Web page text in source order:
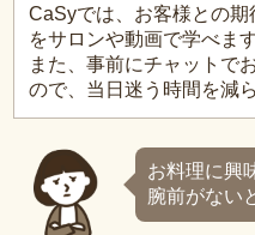
CaSyでは、お客様との
をサロンや動画で学べます
また、事前にチャットで
ので、当日迷う時間を減
お料理に興
腕前がない